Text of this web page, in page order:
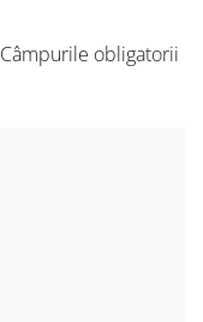
Câmpurile obligatorii